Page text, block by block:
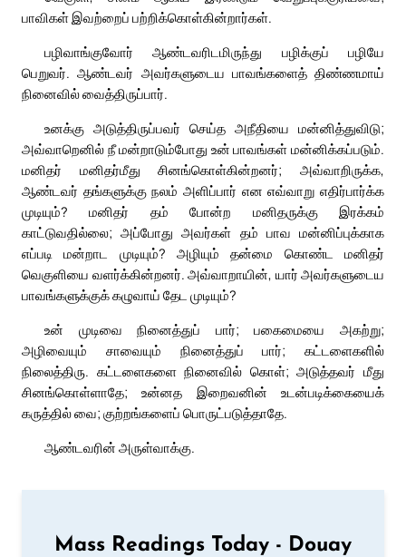
பாவிகள் இவற்றைப் பற்றிக்கொள்கின்றார்கள்.
பழிவாங்குவோர் ஆண்டவரிடமிருந்து பழிக்குப் பழியே
பெறுவர். ஆண்டவர் அவர்களுடைய பாவங்களைத் திண்ணமாய்
நினைவில் வைத்திருப்பார்.
உனக்கு அடுத்திருப்பவர் செய்த அநீதியை மன்னித்துவிடு;
அவ்வாறெனில் நீ மன்றாடும்போது உன் பாவங்கள் மன்னிக்கப்படும்.
மனிதர் மனிதர்மீது சினங்கொள்கின்றனர்; அவ்வாறிருக்க,
ஆண்டவர் தங்களுக்கு நலம் அளிப்பார் என எவ்வாறு எதிர்பார்க்க
முடியும்? மனிதர் தம் போன்ற மனிதருக்கு இரக்கம்
காட்டுவதில்லை; அப்போது அவர்கள் தம் பாவ மன்னிப்புக்காக
எப்படி மன்றாட முடியும்? அழியும் தன்மை கொண்ட மனிதர்
வெகுளியை வளர்க்கின்றனர். அவ்வாறாயின், யார் அவர்களுடைய
பாவங்களுக்குக் கழுவாய் தேட முடியும்?
உன் முடிவை நினைத்துப் பார்; பகைமையை அகற்று;
அழிவையும் சாவையும் நினைத்துப் பார்; கட்டளைகளில்
நிலைத்திரு. கட்டளைகளை நினைவில் கொள்; அடுத்தவர் மீது
சினங்கொள்ளாதே; உன்னத இறைவனின் உடன்படிக்கையைக்
கருத்தில் வை; குற்றங்களைப் பொருட்படுத்தாதே.
ஆண்டவரின் அருள்வாக்கு.
Mass Readings Today - Douay